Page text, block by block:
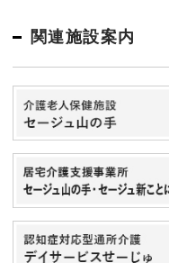
関連施設案内